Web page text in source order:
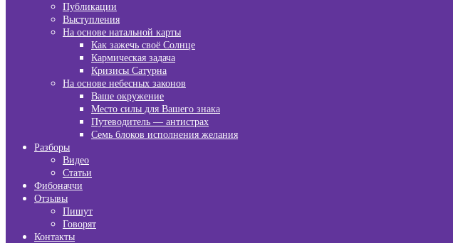
Публикации
Выступления
На основе натальной карты
Как зажечь своё Солнце
Кармическая задача
Кризисы Сатурна
На основе небесных законов
Ваше окружение
Место силы для Вашего знака
Путеводитель — антистрах
Семь блоков исполнения желания
Разборы
Видео
Статьи
Фибоначчи
Отзывы
Пишут
Говорят
Контакты